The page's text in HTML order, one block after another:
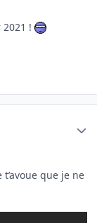
2021 !
que je ne